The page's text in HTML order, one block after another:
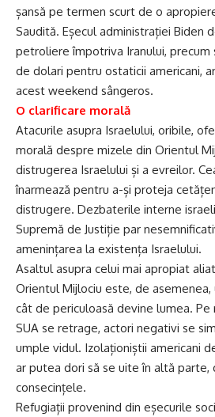
șansă pe termen scurt de o
Saudită. Eșecul administrației Biden
petroliere împotriva Iranului, precum
de dolari pentru ostaticii americani,
acest weekend sângeros.
O clarificare morală
Atacurile asupra Israelului, oribile,
morală despre mizele din Orientul
distrugerea Israelului și a evreilor.
înarmează pentru a-și proteja
distrugere. Dezbaterile interne
Supremă de Justiție par
amenințarea la existența Israelului.
Asaltul asupra celui mai apropiat
Orientul Mijlociu este, de
cât de periculoasă devine lumea. Pe
SUA se retrage, actori negativi se
umple vidul. Izolaționiștii americani
ar putea dori să se uite în altă parte,
consecințele.
Refugiații provenind din eșecurile